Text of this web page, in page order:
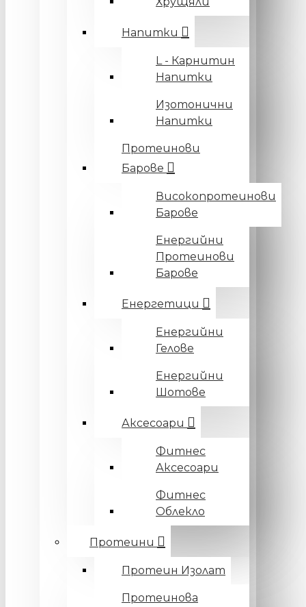
Напитки
L - Карнитин
Напитки
Изотонични
Напитки
Протеинови
Барове
Високопротеинови
Барове
Енергийни
Протеинови
Барове
Енергетици
Енергийни
Гелове
Енергийни
Шотове
Аксесоари
Фитнес
Аксесоари
Фитнес
Облекло
Протеини
Протеин Изолат
Протеинова